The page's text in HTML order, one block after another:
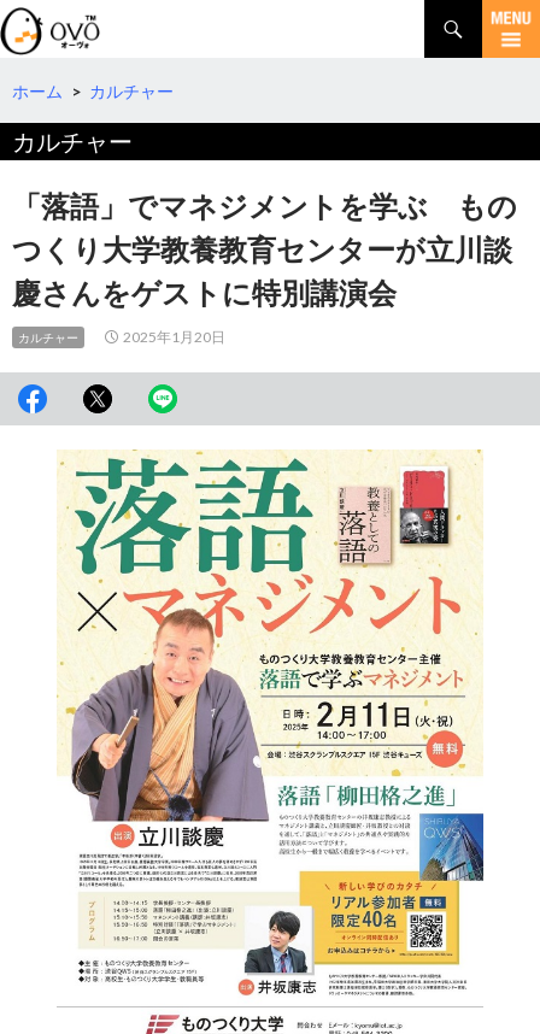
検
索
コ
テ
ツ
へ
ホーム > カルチャー
カルチャー
「落語」でマネジメントを学ぶ もの
つくり大学教養教育センターが立川談
慶さんをゲストに特別講演会
カルチャー 2025年1月20日